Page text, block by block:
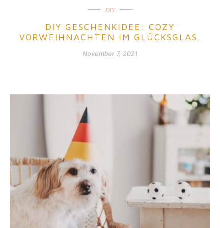
DIY
DIY GESCHENKIDEE: COZY
VORWEIHNACHTEN IM GLÜCKSGLAS.
November 7, 2021